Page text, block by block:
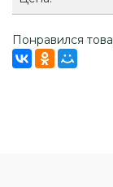
Понравился